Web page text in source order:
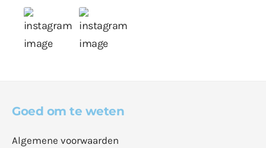
Goed om te weten
Algemene voorwaarden